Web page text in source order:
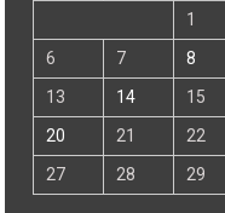
1
6
7 8
13
14 15
20
21 22
27
28 29